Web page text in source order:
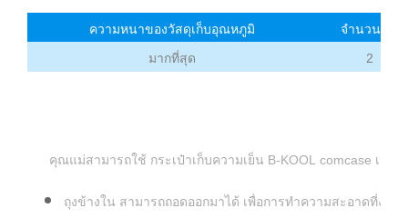
ความหนาของวัสดุเก็บอุณหภูมิ
จำนวนเก๊ะ
มากที่สุด
2
คุณแม่สามารถใช้ กระเป๋าเก็บความเย็น B-KOOL comcase เป็
ถุงข้างใน สามารถถอดออกมาได้ เพื่อการทำความสะอาดที่ง่าย